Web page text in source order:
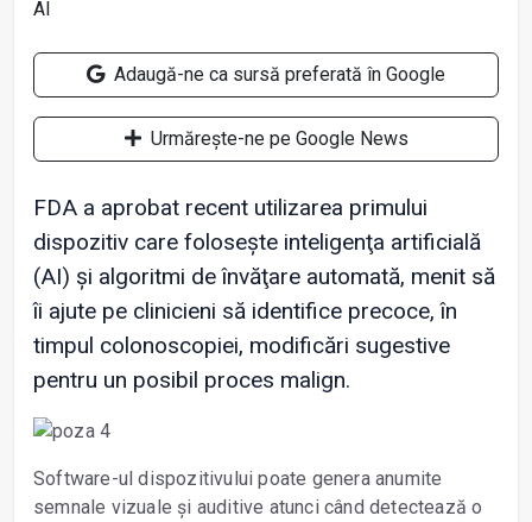
Adaugă-ne ca sursă preferată în Google
Urmărește-ne pe Google News
FDA a aprobat recent utilizarea primului
dispozitiv care folosește inteligenţa artificială
(AI) și algoritmi de învăţare automată, menit să
îi ajute pe clinicieni să identifice precoce, în
timpul colonoscopiei, modificări sugestive
pentru un posibil proces malign.
Software-ul dispozitivului poate genera anumite
semnale vizuale și auditive atunci când detectează o